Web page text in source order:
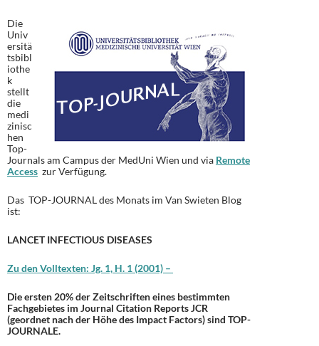
Die
Univ
ersitä
tsbibl
iothe
k
stellt
die
medi
zinisc
hen
Top-
Journals am Campus der MedUni Wien und via Remote
Access zur Verfügung.
Das TOP-JOURNAL des Monats im Van Swieten Blog
ist:
LANCET INFECTIOUS DISEASES
Zu den Volltexten: Jg. 1, H. 1 (2001) –
Die ersten 20% der Zeitschriften eines bestimmten
Fachgebietes im Journal Citation Reports JCR
(geordnet nach der Höhe des Impact Factors) sind TOP-
JOURNALE.